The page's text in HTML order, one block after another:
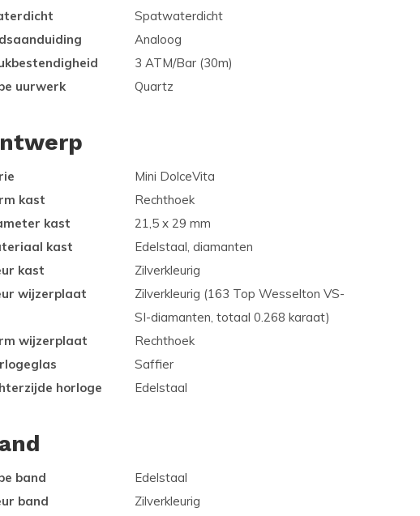
Spatwaterdicht
Analoog
3 ATM/Bar (30m)
uurwerk
Quartz
Mini DolceVita
kast
Rechthoek
kast
21,5 x 29 mm
kast
Edelstaal, diamanten
kast
Zilverkleurig
wijzerplaat
Zilverkleurig (163 Top Wesselton VS-
SI-diamanten, totaal 0.268 karaat)
wijzerplaat
Rechthoek
Saffier
horloge
Edelstaal
band
Edelstaal
band
Zilverkleurig